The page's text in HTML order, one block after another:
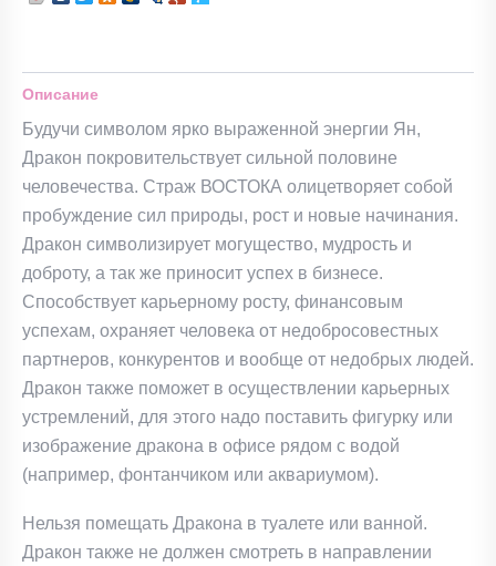
Описание
Будучи символом ярко выраженной энергии Ян,
Дракон покровительствует сильной половине
человечества. Страж ВОСТОКА олицетворяет собой
пробуждение сил природы, рост и новые начинания.
Дракон символизирует могущество, мудрость и
доброту, а так же приносит успех в бизнесе.
Способствует карьерному росту, финансовым
успехам, охраняет человека от недобросовестных
партнеров, конкурентов и вообще от недобрых людей.
Дракон также поможет в осуществлении карьерных
устремлений, для этого надо поставить фигурку или
изображение дракона в офисе рядом с водой
(например, фонтанчиком или аквариумом).
Нельзя помещать Дракона в туалете или ванной.
Дракон также не должен смотреть в направлении